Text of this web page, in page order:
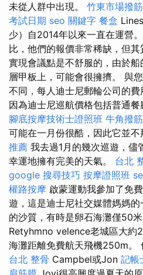
未從人群中出現。 竹東市場撥
考試日期 seo 關鍵字 餐盒
少）自2014年以來一直在運營。
比，他們的報價非常稀缺，但其
實現會議點是不舒服的，由於
層甲板上，可能會很擁擠。 與
不同，每人迪士尼郵輪公司的費
因為迪士尼巡航價格包括普通餐
腳底按摩技術士證照班 牛角撥筋
可能在一月份很酷，因此它並不
推薦 我去過1月的幾次巡遊，儘
幸運地擁有完美的天氣。 台北
google 搜尋技巧 按摩證照班
權路按摩 啟蒙運動我參加了免
遊，這是迪士尼社交媒體媽媽
的沙質，有時是卵石海灘僅50
Retyhmno velence老城區大約
海灘距離免費航天飛機250m。
台北 整骨 Campbel或Jon 記帳